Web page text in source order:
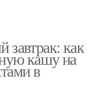
как
кашу на
в